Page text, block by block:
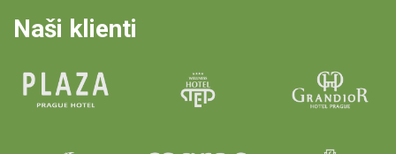
Naši klienti